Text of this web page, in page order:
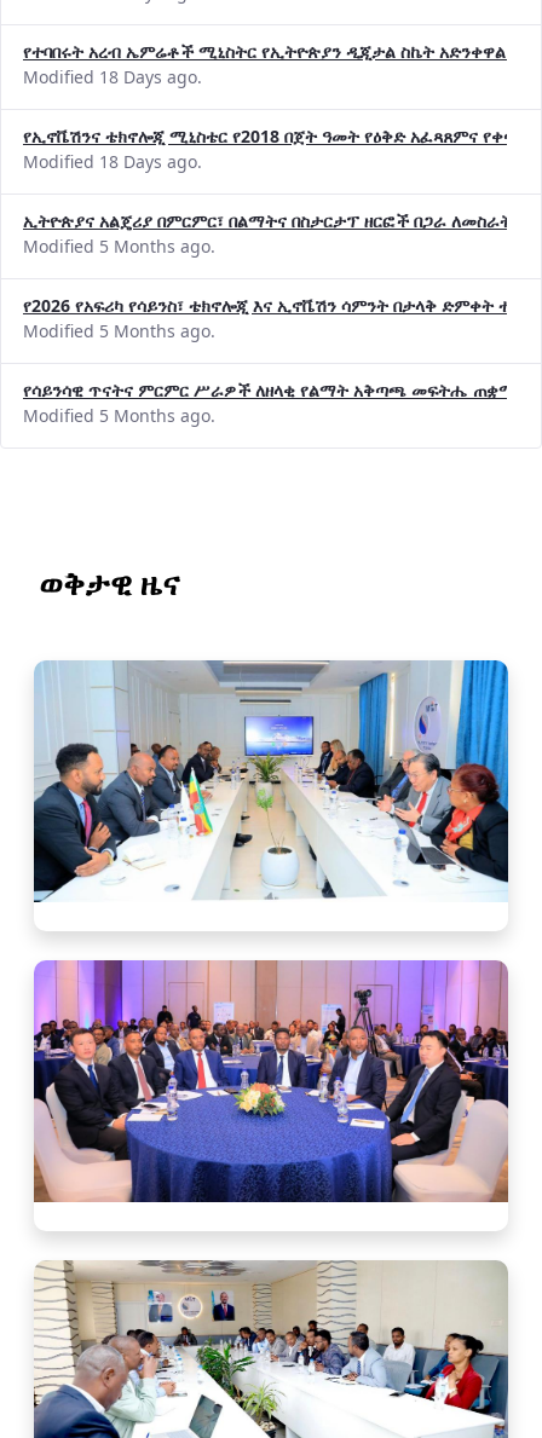
የተባበሩት አረብ ኤምሬቶች ሚኒስትር የኢትዮጵያን ዲጂታል ስኬት አድንቀዋል
Modified 18 Days ago.
የኢኖቬሽንና ቴክኖሎጂ ሚኒስቴር የ2018 በጀት ዓመት የዕቅድ አፈጻጸምና
Modified 18 Days ago.
ኢትዮጵያና አልጄሪያ በምርምር፣ በልማትና በስታርታፕ ዘርፎች በጋራ ለመስራት
Modified 5 Months ago.
የ2026 የአፍሪካ የሳይንስ፣ ቴክኖሎጂ እና ኢኖቬሽን ሳምንት በታላቅ ድምቀት
Modified 5 Months ago.
የሳይንሳዊ ጥናትና ምርምር ሥራዎች ለዘላቂ የልማት አቅጣጫ መፍትሔ ጠቋሚ
Modified 5 Months ago.